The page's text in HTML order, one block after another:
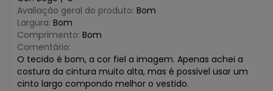
Avaliação geral do produto: Bom
Largura: Bom
Comprimento: Bom
Comentário:
O tecido é bom, a cor fiel a imagem. Apenas achei a
costura da cintura muito alta, mas é possivel usar um
cinto largo compondo melhor o vestido.